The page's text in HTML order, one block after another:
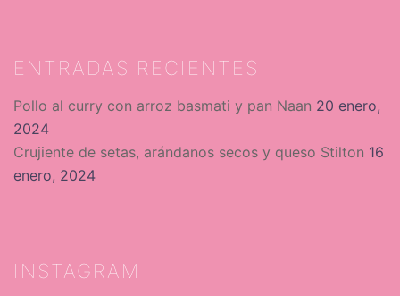
ENTRADAS RECIENTES
Pollo al curry con arroz basmati y pan Naan 20 enero,
2024
Crujiente de setas, arándanos secos y queso Stilton 16
enero, 2024
INSTAGRAM